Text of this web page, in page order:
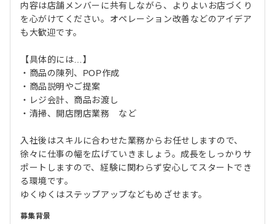
内容は店舗メンバーに共有しながら、よりよいお店づくり
を心がけてください。オペレーション改善などのアイデア
も大歓迎です。
【具体的には…】
・商品の陳列、POP作成
・商品説明やご提案
・レジ会計、商品お渡し
・清掃、開店閉店業務 など
入社後はスキルに合わせた業務からお任せしますので、
徐々に仕事の幅を広げていきましょう。成長をしっかりサ
ポートしますので、経験に関わらず安心してスタートでき
る環境です。
ゆくゆくはステップアップなどもめざせます。
募集背景